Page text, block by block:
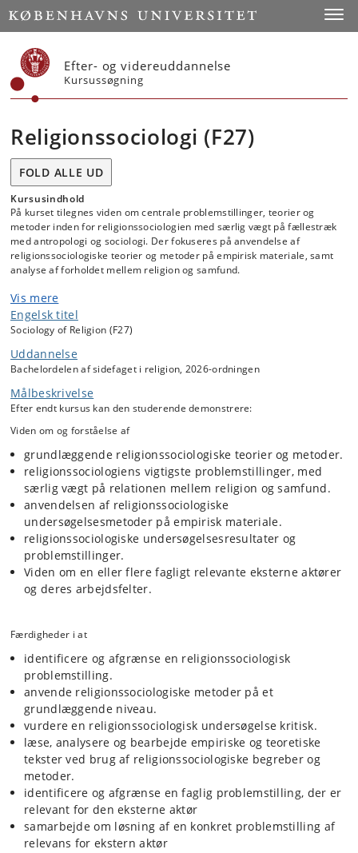
Start
Efter- og videreuddannelse
Kursussøgning
Religionssociologi (F27)
FOLD ALLE UD
Kursusindhold
På kurset tilegnes viden om centrale problemstillinger, teorier og
metoder inden for religionssociologien med særlig vægt på fællestræk
med antropologi og sociologi. Der fokuseres på anvendelse af
religionssociologiske teorier og metoder på empirisk materiale, samt
analyse af forholdet mellem religion og samfund.
OBS: Religionssociologi samundervises med kurset
"religionssociologi - teori og metode" (fra kandidatdelen af
Vis mere
Engelsk titel
Sociology of Religion (F27)
Uddannelse
Bachelordelen af sidefaget i religion, 2026-ordningen
Målbeskrivelse
Efter endt kursus kan den studerende demonstrere:
Viden om og forståelse af
grundlæggende religionssociologiske teorier og metoder.
religionssociologiens vigtigste problemstillinger, med
særlig vægt på relationen mellem religion og samfund.
anvendelsen af religionssociologiske
undersøgelsesmetoder på empirisk materiale.
religionssociologiske undersøgelsesresultater og
problemstillinger.
Viden om en eller flere fagligt relevante eksterne aktører
og deres arbejdsfelter.
Færdigheder i at
identificere og afgrænse en religionssociologisk
problemstilling.
anvende religionssociologiske metoder på et
grundlæggende niveau.
vurdere en religionssociologisk undersøgelse kritisk.
læse, analysere og bearbejde empiriske og teoretiske
tekster ved brug af religionssociologiske begreber og
metoder.
identificere og afgrænse en faglig problemstilling, der er
relevant for den eksterne aktør
samarbejde om løsning af en konkret problemstilling af
relevans for ekstern aktør